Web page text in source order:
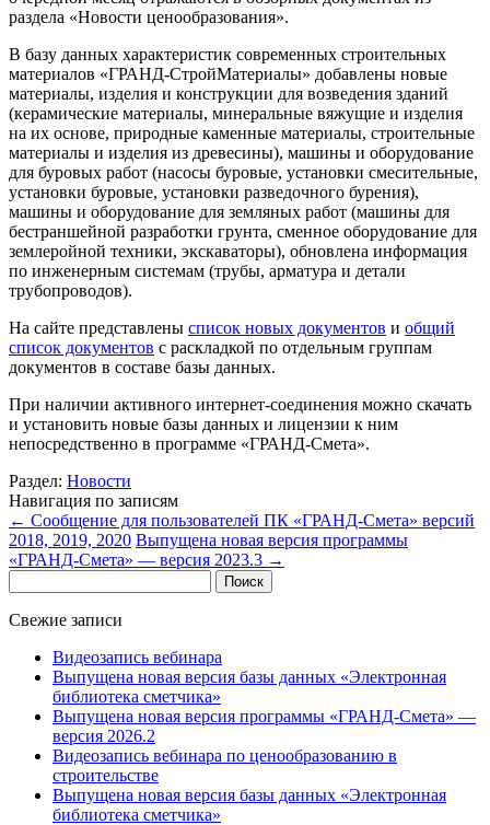
раздела «Новости ценообразования».
В базу данных характеристик современных строительных
материалов «ГРАНД-СтройМатериалы» добавлены новые
материалы, изделия и конструкции для возведения зданий
(керамические материалы, минеральные вяжущие и изделия
на их основе, природные каменные материалы, строительные
материалы и изделия из древесины), машины и оборудование
для буровых работ (насосы буровые, установки смесительные,
установки буровые, установки разведочного бурения),
машины и оборудование для земляных работ (машины для
бестраншейной разработки грунта, сменное оборудование для
землеройной техники, экскаваторы), обновлена информация
по инженерным системам (трубы, арматура и детали
трубопроводов).
На сайте представлены список новых документов и общий
список документов с раскладкой по отдельным группам
документов в составе базы данных.
При наличии активного интернет-соединения можно скачать
и установить новые базы данных и лицензии к ним
непосредственно в программе «ГРАНД-Смета».
Раздел: Новости
Навигация по записям
← Сообщение для пользователей ПК «ГРАНД-Смета» версий
2018, 2019, 2020 Выпущена новая версия программы
«ГРАНД-Смета» — версия 2023.3 →
Свежие записи
Видеозапись вебинара
Выпущена новая версия базы данных «Электронная
библиотека сметчика»
Выпущена новая версия программы «ГРАНД-Смета» —
версия 2026.2
Видеозапись вебинара по ценообразованию в
строительстве
Выпущена новая версия базы данных «Электронная
библиотека сметчика»